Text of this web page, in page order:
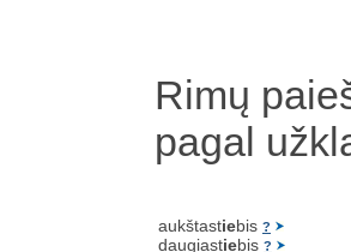
Rimų
pagal
aukštastiebis ?
daugiastiebis ?